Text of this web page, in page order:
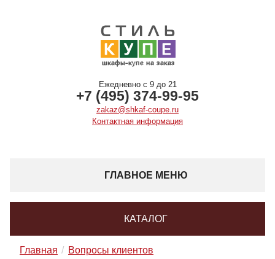
Ежедневно с 9 до 21
+7 (495) 374-99-95
zakaz@shkaf-coupe.ru
Контактная информация
ГЛАВНОЕ МЕНЮ
КАТАЛОГ
Главная
Вопросы клиентов